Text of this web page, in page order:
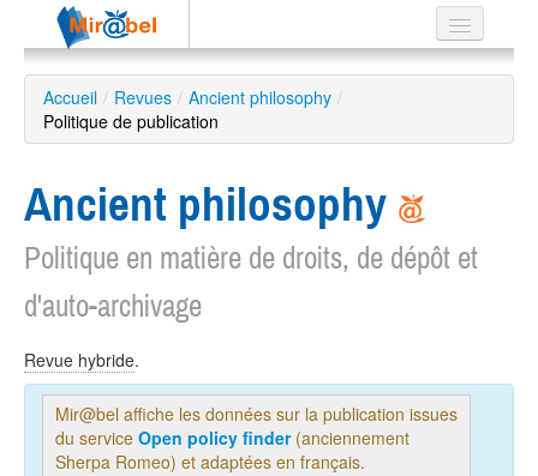
Le réseau
Soutien
Recherche
avancée
EN
ES
?
Accueil / Revues / Ancient philosophy /
Politique de publication
Ancient philosophy
Politique en matière de droits, de dépôt et
d'auto-archivage
Revue hybride.
Mir@bel affiche les données sur la publication issues
du service Open policy finder(anciennement
Sherpa Romeo) et adaptées en français.